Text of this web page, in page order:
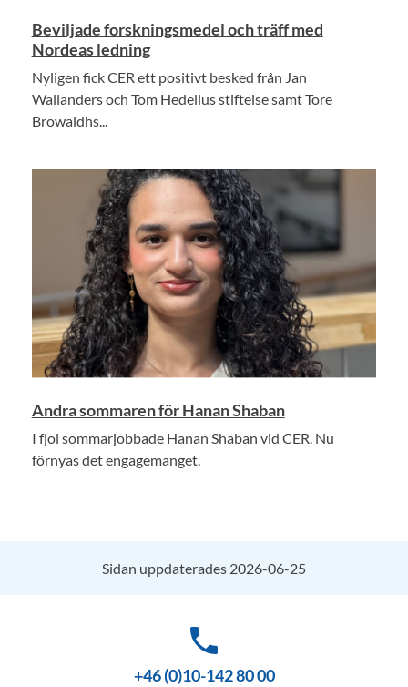
Beviljade forskningsmedel och träff med
Nordeas ledning
Nyligen fick CER ett positivt besked från Jan
Wallanders och Tom Hedelius stiftelse samt Tore
Browaldhs...
Andra sommaren för Hanan Shaban
I fjol sommarjobbade Hanan Shaban vid CER. Nu
förnyas det engagemanget.
Sidan uppdaterades 2026-06-25
phone
+46 (0)10-142 80 00